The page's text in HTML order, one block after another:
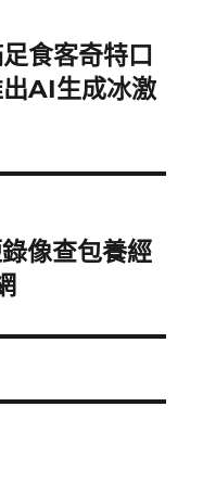
食客奇特口
AI生成冰激
像查包養經